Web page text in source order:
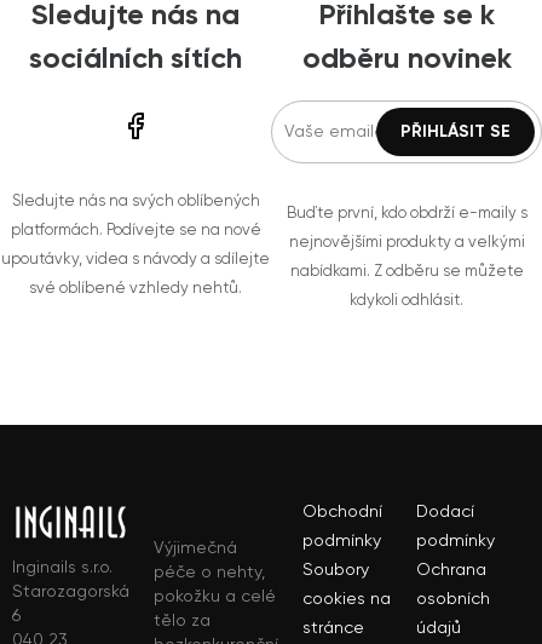
Sledujte nás na
sociálních sítích
Sledujte nás na svých oblíbených
platformách. Podívejte se na nové
upoutávky, videa s návody a sdílejte
své oblíbené vzhledy nehtů.
Přihlašte se k
odběru novinek
Buďte první, kdo obdrží e-maily s
nejnovějšími produkty a velkými
nabídkami. Z odběru se můžete
kdykoli odhlásit.
Inginails s.r.o.
Starozagorská
6
040 23
Výjimečná
péče o nehty,
pokožku a celé
tělo za
Obchodní
podmínky
Dodací
podmínky
Soubory
cookies na
stránce
Ochrana
osobních
údajů